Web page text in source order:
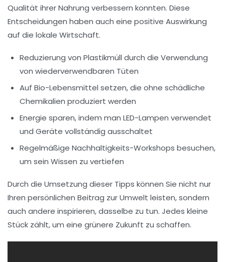
Qualität ihrer Nahrung verbessern konnten. Diese
Entscheidungen haben auch eine positive Auswirkung
auf die lokale Wirtschaft.
Reduzierung von Plastikmüll durch die Verwendung
von wiederverwendbaren Tüten
Auf Bio-Lebensmittel setzen, die ohne schädliche
Chemikalien produziert werden
Energie sparen, indem man LED-Lampen verwendet
und Geräte vollständig ausschaltet
Regelmäßige Nachhaltigkeits-Workshops besuchen,
um sein Wissen zu vertiefen
Durch die Umsetzung dieser Tipps können Sie nicht nur
Ihren persönlichen Beitrag zurUmwelt leisten, sondern
auch andere inspirieren, dasselbe zu tun. Jedes kleine
Stück zählt, um eine grünere Zukunft zu schaffen.